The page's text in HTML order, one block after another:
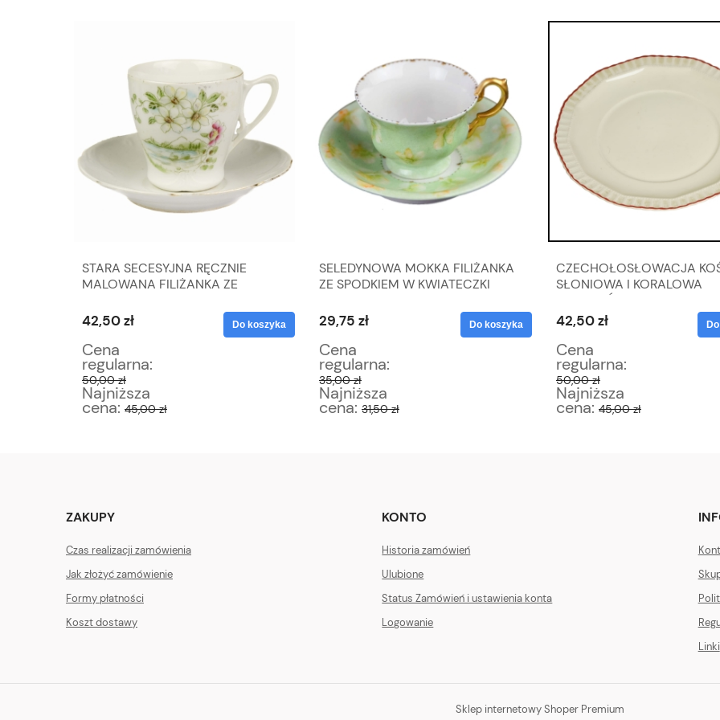
STARA SECESYJNA RĘCZNIE
MALOWANA FILIŻANKA ZE
42,50 zł
Cena
regularna:
50,00 zł
Najniższa
cena: 45,00 zł
Do koszyka
SELEDYNOWA MOKKA FILIŻANKA
ZE SPODKIEM W KWIATECZKI
29,75 zł
Cena
regularna:
35,00 zł
Najniższa
cena: 31,50 zł
Do koszyka
CZECHOŁOSŁOWACJA
SŁONIOWA I KORALOWA
KONTURÓWKA PATERA NA
CIASTO
42,50 zł
Cena
regularna:
50,00 zł
Najniższa
cena: 45,00 zł
ZAKUPY
Czas realizacji zamówienia
Jak złożyć zamówienie
Formy płatności
Koszt dostawy
KONTO
Historia zamówień
Ulubione
Status Zamówień i ustawienia konta
Logowanie
Linki
Sklep internetowy Shoper Premium